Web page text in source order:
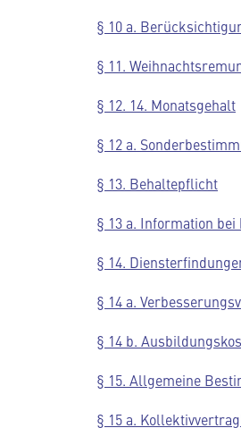
§ 10 a.
§ 11.
§ 12. 14. Monatsgehalt
§ 12 a.
§ 13. Behaltepflicht
§ 13 a. Information
§ 14.
§ 14 a.
§ 14 b.
§ 15. Allgemeine
§ 15 a.